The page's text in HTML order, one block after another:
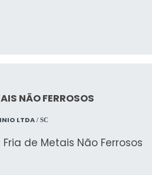
NÃO FERROSOS
LTDA / SC
de Metais Não Ferrosos